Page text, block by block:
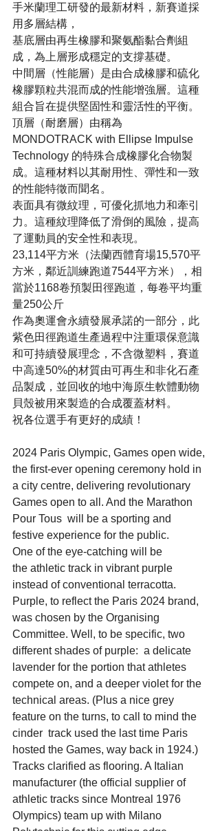
手米蘭理工研發的最新材料，新賽道採
用多層結構，
基底層由再生橡膠和聚氨酯黏合劑組
成，為上層形成穩定的支撐基礎。
中間層（性能層）是由合成橡膠和硫化
橡膠顆粒共混而成的性能增強層。這種
組合旨在提供堅固性和靈活性的平衡。
頂層（耐磨層）由稱為
MONDOTRACK with Ellipse Impulse
Technology 的特殊合成橡膠化合物製
成。這種材料以其耐用性、彈性和一致
的性能特徵而聞名。
表面具有微紋理，可優化抓地力和牽引
力。這種紋理降低了滑倒的風險，提高
了運動員的安全性和表現。
23,114平方米（法蘭西體育場15,570平
方米，鄰近訓練跑道7544平方米），相
當於1168卷預製田徑跑道，每卷平均重
量250公斤
作為奧運會永續發展承諾的一部分，此
紫色田徑跑道生產過程中注重環保意識
和可持續發展理念，不含微塑料，賽道
中高達50%的材質由可再生和非化石產
品製成，並回收的地中海原生軟體動物
貝殼被用來製造的合成覆蓋材料。
祝各位選手有更好的成績！
2024 Paris Olympic, Games open wide,
the first-ever opening ceremony hold in
a city centre, delivering revolutionary
Games open to all. And the Marathon
Pour Tous  will be a sporting and
festive experience for the public.
One of the eye-catching will be
the athletic track in vibrant purple
instead of conventional terracotta.
Purple, to reflect the Paris 2024 brand,
was chosen by the Organising
Committee. Well, to be specific, two
different shades of purple:  a delicate
lavender for the portion that athletes
compete on, and a deeper violet for the
technical areas. (Plus a nice grey
feature on the turns, to call to mind the
cinder  track used the last time Paris
hosted the Games, way back in 1924.)
Tracks clarified as flooring. A Italian
manufacturer (the official supplier of
athletic tracks since Montreal 1976
Olympics) team up with Milano